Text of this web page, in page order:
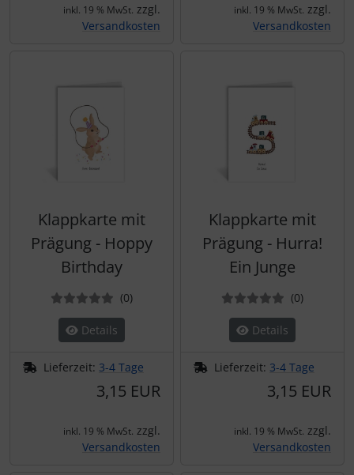
inkl. 19 % MwSt. zzgl.
Versandkosten
inkl. 19 % MwSt. zzgl.
Versandkosten
Klappkarte mit
Prägung - Hoppy
Birthday
(0Bewertungen
)
Details
Lieferzeit: 3-4 Tage
3,15 EUR
inkl. 19 % MwSt. zzgl.
Versandkosten
Klappkarte mit
Prägung - Hurra!
Ein Junge
(0)
Details
Lieferzeit: 3-4 Tage
3,15 EUR
inkl. 19 % MwSt. zzgl.
Versandkosten